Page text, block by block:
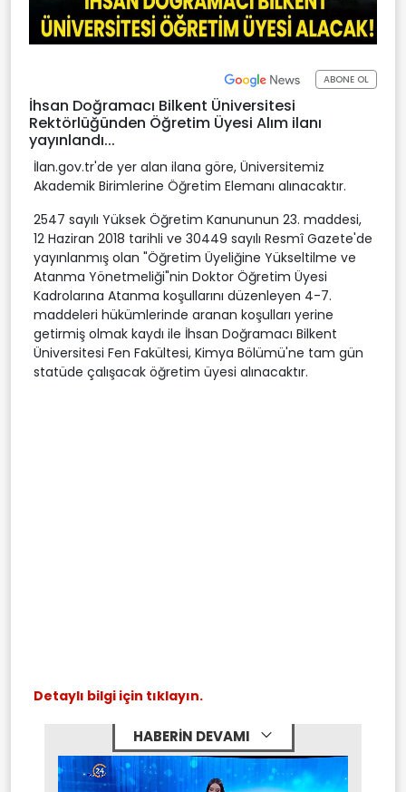
ABONE OL
İhsan Doğramacı Bilkent Üniversitesi
Rektörlüğünden Öğretim Üyesi Alım ilanı
yayınlandı...
İlan.gov.tr'de yer alan ilana göre, Üniversitemiz
Akademik Birimlerine Öğretim Elemanı alınacaktır.
2547 sayılı Yüksek Öğretim Kanununun 23. maddesi,
12 Haziran 2018 tarihli ve 30449 sayılı Resmî Gazete'de
yayınlanmış olan "Öğretim Üyeliğine Yükseltilme ve
Atanma Yönetmeliği"nin Doktor Öğretim Üyesi
Kadrolarına Atanma koşullarını düzenleyen 4-7.
maddeleri hükümlerinde aranan koşulları yerine
getirmiş olmak kaydı ile İhsan Doğramacı Bilkent
Üniversitesi Fen Fakültesi, Kimya Bölümü'ne tam gün
statüde çalışacak öğretim üyesi alınacaktır.
Detaylı bilgi için tıklayın.
HABERİN DEVAMI